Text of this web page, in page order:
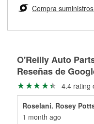
Más información sobre
medirán tus tambores o
ser rectificados con
partes de reemplazo
Compra
O'Reilly Auto
Reseñas de
4.4 rating
Roselani. Rosey
1 month ago